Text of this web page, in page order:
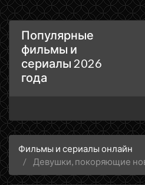
Популярные
фильмы и
сериалы 2026
года
Фильмы и сериалы онлайн
Девушки, покоряющие